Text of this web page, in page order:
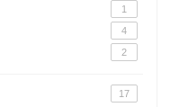
1
4
2
17